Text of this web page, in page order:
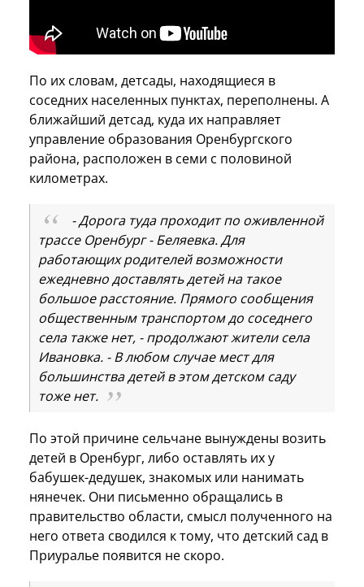
По их словам, детсады, находящиеся в
соседних населенных пунктах, переполнены. А
ближайший детсад, куда их направляет
управление образования Оренбургского
района, расположен в семи с половиной
километрах.
- Дорога туда проходит по оживленной
трассе Оренбург - Беляевка. Для
работающих родителей возможности
ежедневно доставлять детей на такое
большое расстояние. Прямого сообщения
общественным транспортом до соседнего
села также нет, - продолжают жители села
Ивановка. - В любом случае мест для
большинства детей в этом детском саду
тоже нет.
По этой причине сельчане вынуждены возить
детей в Оренбург, либо оставлять их у
бабушек-дедушек, знакомых или нанимать
нянечек. Они письменно обращались в
правительство области, смысл полученного на
него ответа сводился к тому, что детский сад в
Приуралье появится не скоро.